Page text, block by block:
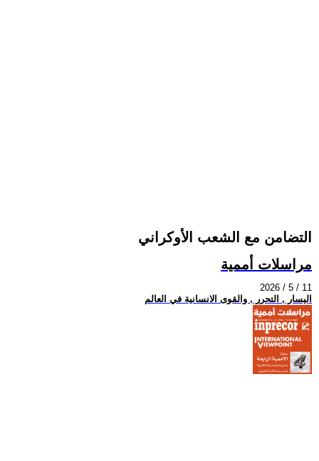
التضامن مع الشعب الأوكراني
مراسلات أممية
2026 / 5 / 11
اليسار , التحرر , والقوى الانسانية في العالم